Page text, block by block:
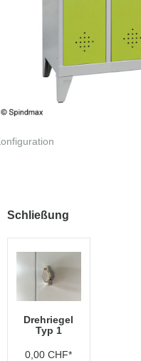
Schließung
Drehriegel
Typ 1
0,00 CHF*